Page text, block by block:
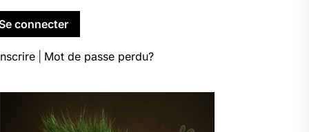
Mot de passe perdu?